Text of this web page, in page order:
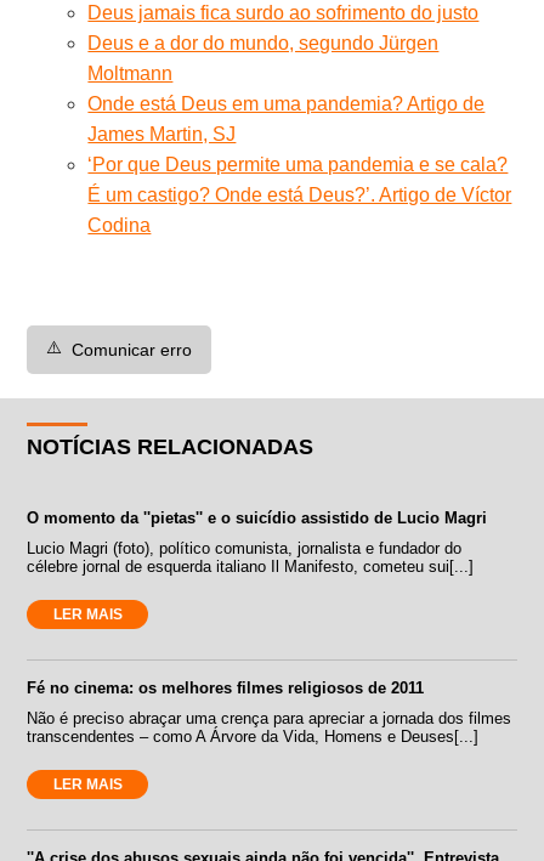
Deus jamais fica surdo ao sofrimento do justo
Deus e a dor do mundo, segundo Jürgen
Moltmann
Onde está Deus em uma pandemia? Artigo de
James Martin, SJ
‘Por que Deus permite uma pandemia e se cala?
É um castigo? Onde está Deus?’. Artigo de Víctor
Codina
⚠️ Comunicar erro
NOTÍCIAS RELACIONADAS
O momento da ''pietas'' e o suicídio assistido de Lucio Magri
Lucio Magri (foto), político comunista, jornalista e fundador do
célebre jornal de esquerda italiano Il Manifesto, cometeu sui[...]
LER MAIS
Fé no cinema: os melhores filmes religiosos de 2011
Não é preciso abraçar uma crença para apreciar a jornada dos filmes
transcendentes – como A Árvore da Vida, Homens e Deuses[...]
LER MAIS